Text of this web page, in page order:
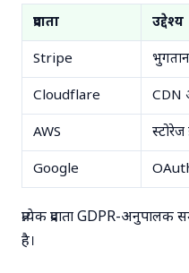
प्रदाता उद्देश्य
Stripe भुगतान
Cloudflare CDN
AWS स्टोरेज
Google
प्रत्येक प्रदाता GDPR-
है।